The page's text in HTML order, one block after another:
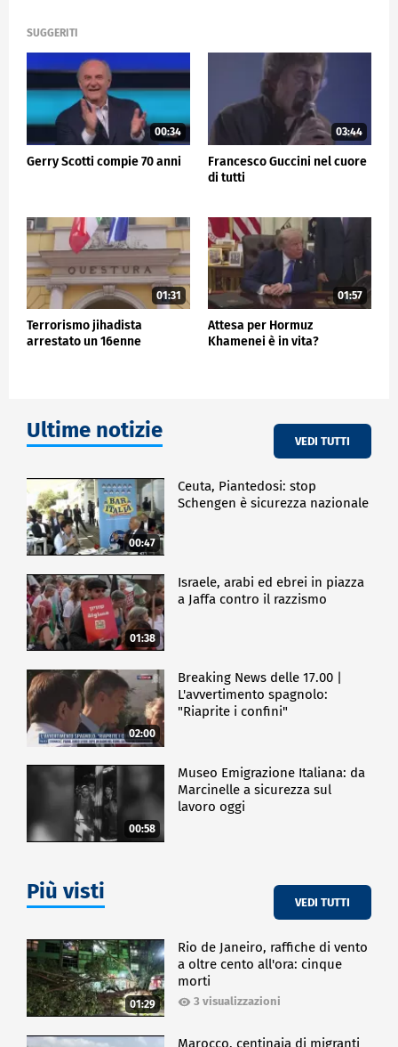
SUGGERITI
00:34
Gerry Scotti compie 70 anni
03:44
Francesco Guccini nel cuore
di tutti
01:31
Terrorismo jihadista
arrestato un 16enne
01:57
Attesa per Hormuz
Khamenei è in vita?
Ultime notizie VEDI TUTTI
00:47
Ceuta, Piantedosi: stop
Schengen è sicurezza nazionale
01:38
Israele, arabi ed ebrei in piazza
a Jaffa contro il razzismo
02:00
Breaking News delle 17.00 |
L'avvertimento spagnolo:
"Riaprite i confini"
00:58
Museo Emigrazione Italiana: da
Marcinelle a sicurezza sul
lavoro oggi
Più visti VEDI TUTTI
01:29
Rio de Janeiro, raffiche di vento
a oltre cento all'ora: cinque
morti
3 visualizzazioni
Marocco, centinaia di migranti